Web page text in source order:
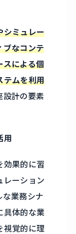
シミュレー
ブなコンテ
スによる個
テムを利用
設計の要素
用
効果的に習
レーション
な業務シナ
具体的な業
視覚的に理